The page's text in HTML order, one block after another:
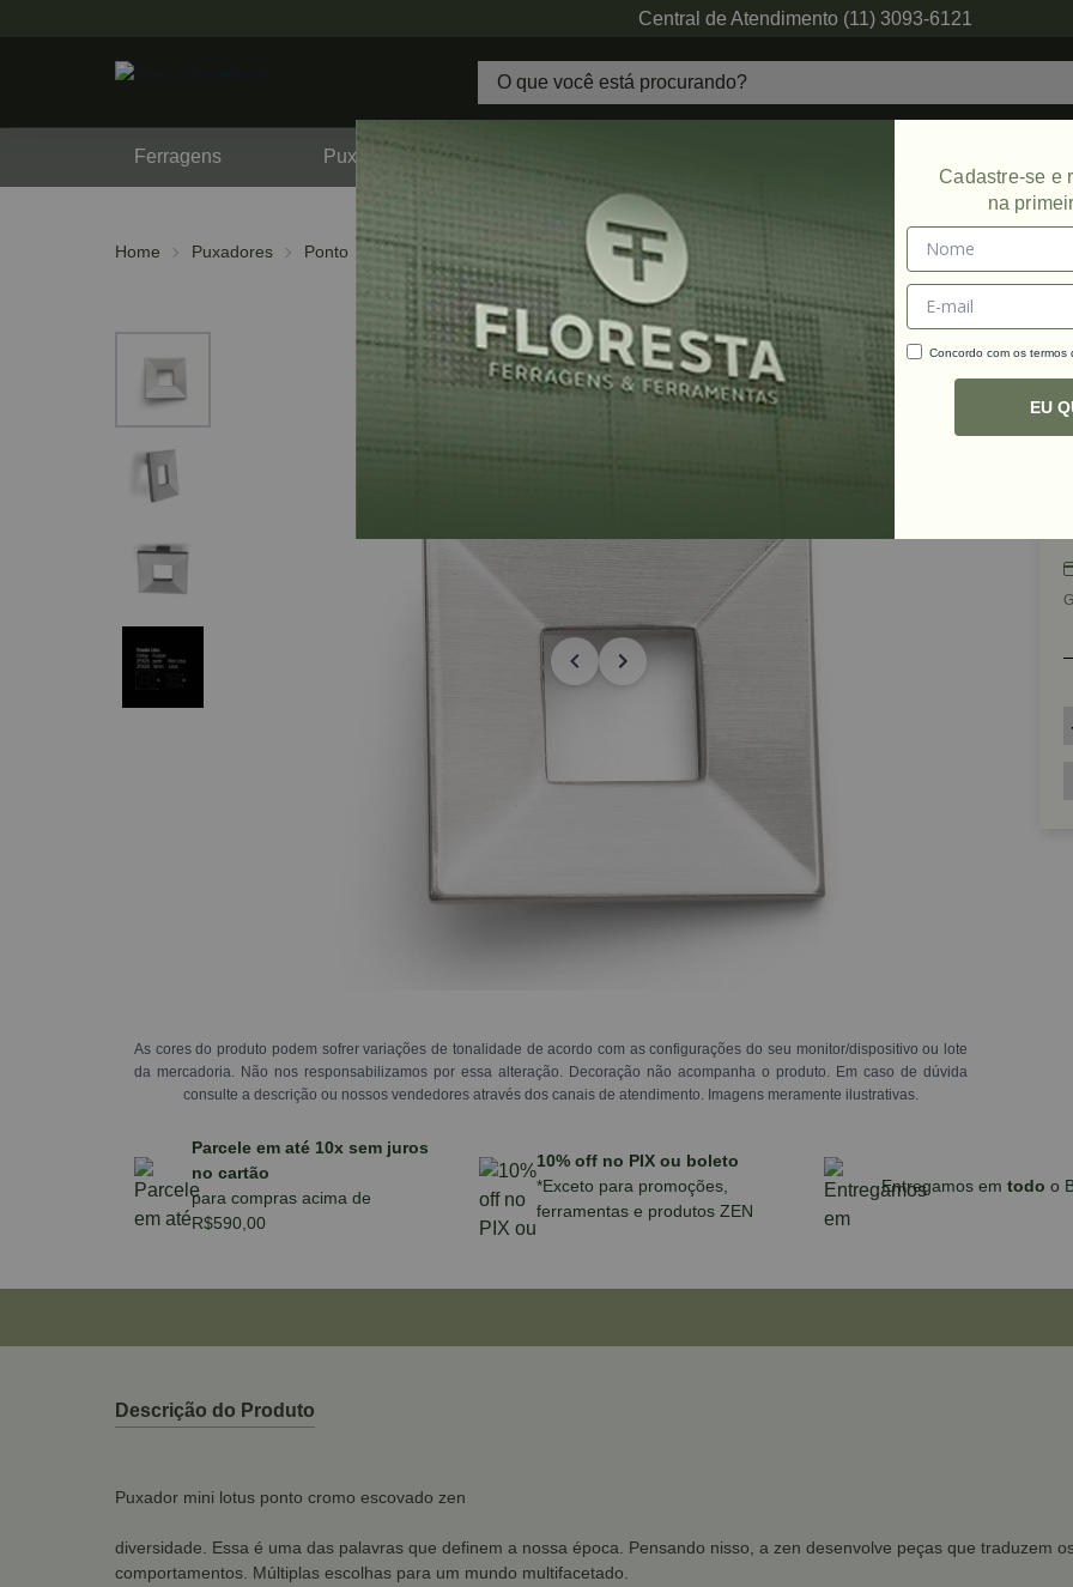
Central de Atendimento (11) 3093-6121
Ferragens Puxadores
Home Puxadores Ponto
As cores do produto podem sofrer variações de tonalidade de acordo com as configurações do seu monitor/dispositivo ou lote
da mercadoria. Não nos responsabilizamos por essa alteração. Decoração não acompanha o produto. Em caso de dúvida
consulte a descrição ou nossos vendedores através dos canais de atendimento. Imagens meramente ilustrativas.
Parcele em até 10x sem juros
no cartão
para compras acima de
R$590,00
10% off no PIX ou boleto
*Exceto para promoções,
ferramentas e produtos ZEN
Entregamos em todo o
Descrição do Produto
Puxador mini lotus ponto cromo escovado zen
diversidade. Essa é uma das palavras que definem a nossa época. Pensando nisso, a zen desenvolve peças que traduzem
comportamentos. Múltiplas escolhas para um mundo multifacetado.
Cadastre-se e
na
Concordo com os termos
EU